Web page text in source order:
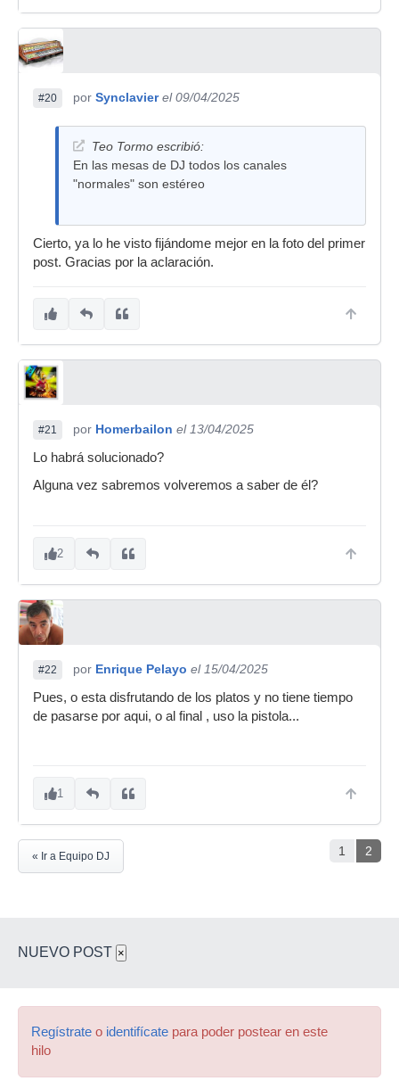
#20 por Synclavier el 09/04/2025
Teo Tormo escribió:
En las mesas de DJ todos los canales
"normales" son estéreo
Cierto, ya lo he visto fijándome mejor en la foto del primer
post. Gracias por la aclaración.
#21 por Homerbailon el 13/04/2025
Lo habrá solucionado?
Alguna vez sabremos volveremos a saber de él?
2
#22 por Enrique Pelayo el 15/04/2025
Pues, o esta disfrutando de los platos y no tiene tiempo
de pasarse por aqui, o al final , uso la pistola...
1
1 2
« Ir a Equipo DJ
NUEVO POST ×
Regístrate o identifícate para poder postear en este
hilo